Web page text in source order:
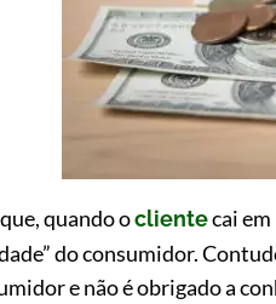
quando oclientecai
do consumidor.
e não é obrigado a